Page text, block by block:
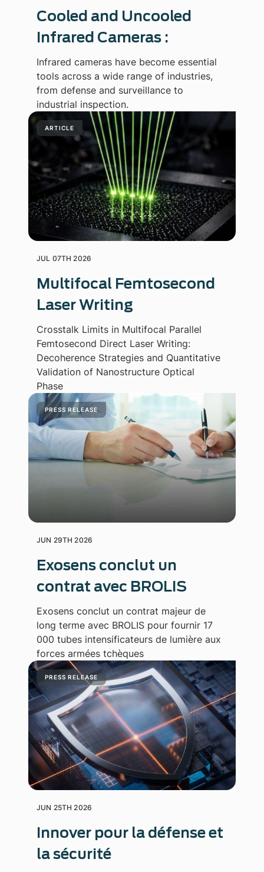
Cooled and Uncooled
Infrared Cameras :
Infrared cameras have become essential
tools across a wide range of industries,
from defense and surveillance to
industrial inspection.
ARTICLE
JUL 07TH 2026
Multifocal Femtosecond
Laser Writing
Crosstalk Limits in Multifocal Parallel
Femtosecond Direct Laser Writing:
Decoherence Strategies and Quantitative
Validation of Nanostructure Optical
Phase
PRESS RELEASE
JUN 29TH 2026
Exosens conclut un
contrat avec BROLIS
Exosens conclut un contrat majeur de
long terme avec BROLIS pour fournir 17
000 tubes intensificateurs de lumière aux
forces armées tchèques
PRESS RELEASE
JUN 25TH 2026
Innover pour la défense et
la sécurité